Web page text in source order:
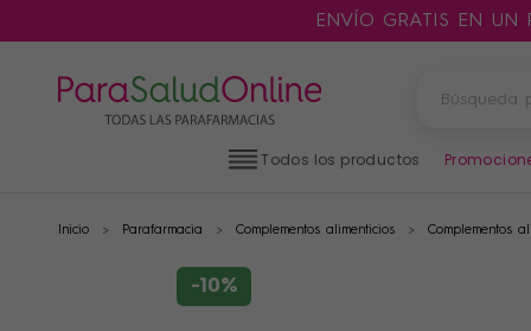
ENVÍO GRATIS EN UN
Todos los productos
Inicio Parafarmacia Complementos alimenticios Complementos
-10%